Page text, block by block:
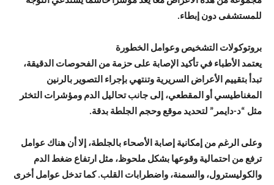
للمستشفى دون إبطاء.
بروتوكولات التشخيص وعوامل الخطورة
يعتمد الأطباء في تأكيد الإصابة على حزمة من الفحوصات الدقيقة،
تبدأ بتقييم الأعراض السريرية وتنتهي بإجراء التصوير بالرنين
المغناطيسي أو المقطعي، إلى جانب تحاليل الدم ومؤشرات التخثر
مثل “د-دايمر” لتحديد موقع وحجم الجلطة بدقة.
وعلى الرغم من إمكانية إصابة الأصحاء بالجلطة، إلا أن هناك عوامل
ترفع من احتمالية وقوعها بشكل ملحوظ، مثل ارتفاع ضغط الدم
والكوليسترول، والسمنة، واضطرابات القلب. كما تدخل عوامل أخرى